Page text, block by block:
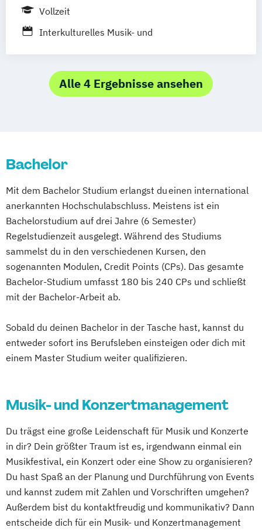
Internationales Tourismus- und
Eventmanagement Dual (Berlin School of
Eventmanagement Dual (Dresden School of
Management)
Vollzeit
Interkulturelles Musik- und
Alle 4 Ergebnisse ansehen
Bachelor
Mit dem Bachelor Studium erlangst du einen international
anerkannten Hochschulabschluss. Meistens ist ein
Bachelorstudium auf drei Jahre (6 Semester)
Regelstudienzeit ausgelegt. Während des Studiums
sammelst du in den verschiedenen Kursen, den
sogenannten Modulen, Credit Points (CPs). Das gesamte
Bachelor-Studium umfasst 180 bis 240 CPs und schließt
mit der Bachelor-Arbeit ab.
Sobald du deinen Bachelor in der Tasche hast, kannst du
entweder sofort ins Berufsleben einsteigen oder dich mit
einem Master Studium weiter qualifizieren.
Musik- und Konzertmanagement
Du trägst eine große Leidenschaft für Musik und Konzerte
in dir? Dein größter Traum ist es, irgendwann einmal ein
Musikfestival, ein Konzert oder eine Show zu organisieren?
Du hast Spaß an der Planung und Durchführung von Events
und kannst zudem mit Zahlen und Vorschriften umgehen?
Außerdem bist du kontaktfreudig und kommunikativ? Dann
entscheide dich für ein Musik- und Konzertmanagement